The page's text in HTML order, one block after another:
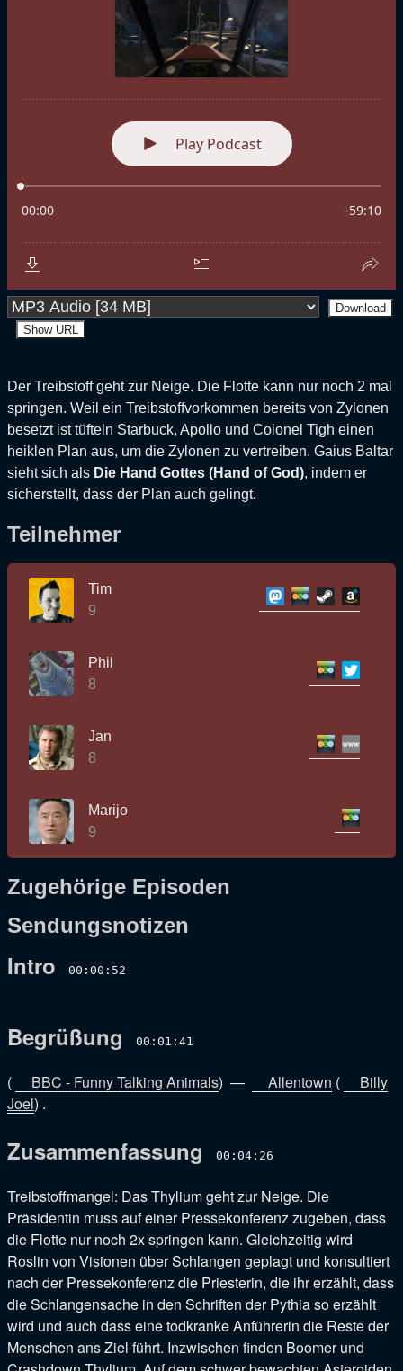
Download
Show URL
Der Treibstoff geht zur Neige. Die Flotte kann nur noch 2 mal
springen. Weil ein Treibstoffvorkommen bereits von Zylonen
besetzt ist tüfteln Starbuck, Apollo und Colonel Tigh einen
heiklen Plan aus, um die Zylonen zu vertreiben. Gaius Baltar
sieht sich als Die Hand Gottes (Hand of God), indem er
sicherstellt, dass der Plan auch gelingt.
Teilnehmer
Tim
9
Phil
8
Jan
8
Marijo
9
Zugehörige Episoden
Sendungsnotizen
Intro 00:00:52
Begrüßung 00:01:41
( BBC - Funny Talking Animals) — Allentown (
Billy
Joel) .
Zusammenfassung 00:04:26
Treibstoffmangel: Das Thylium geht zur Neige. Die
Präsidentin muss auf einer Pressekonferenz zugeben, dass
die Flotte nur noch 2x springen kann. Gleichzeitig wird
Roslin von Visionen über Schlangen geplagt und konsultiert
nach der Pressekonferenz die Priesterin, die ihr erzählt, dass
die Schlangensache in den Schriften der Pythia so erzählt
wird und auch dass eine todkranke Anführerin die Reste der
Menschen ans Ziel führt. Inzwischen finden Boomer und